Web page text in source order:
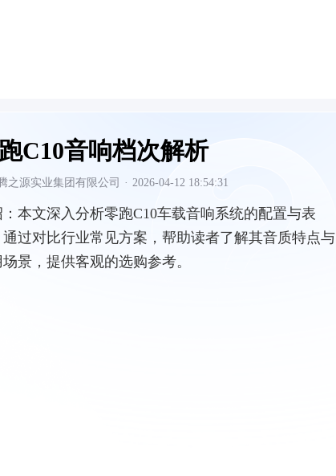
C10音响档次解析
之源实业集团有限公司 · 2026-04-12 18:54:31
本文深入分析零跑C10车载音响系统的配置与表
通过对比行业常见方案，帮助读者了解其音质特点与
景，提供客观的选购参考。